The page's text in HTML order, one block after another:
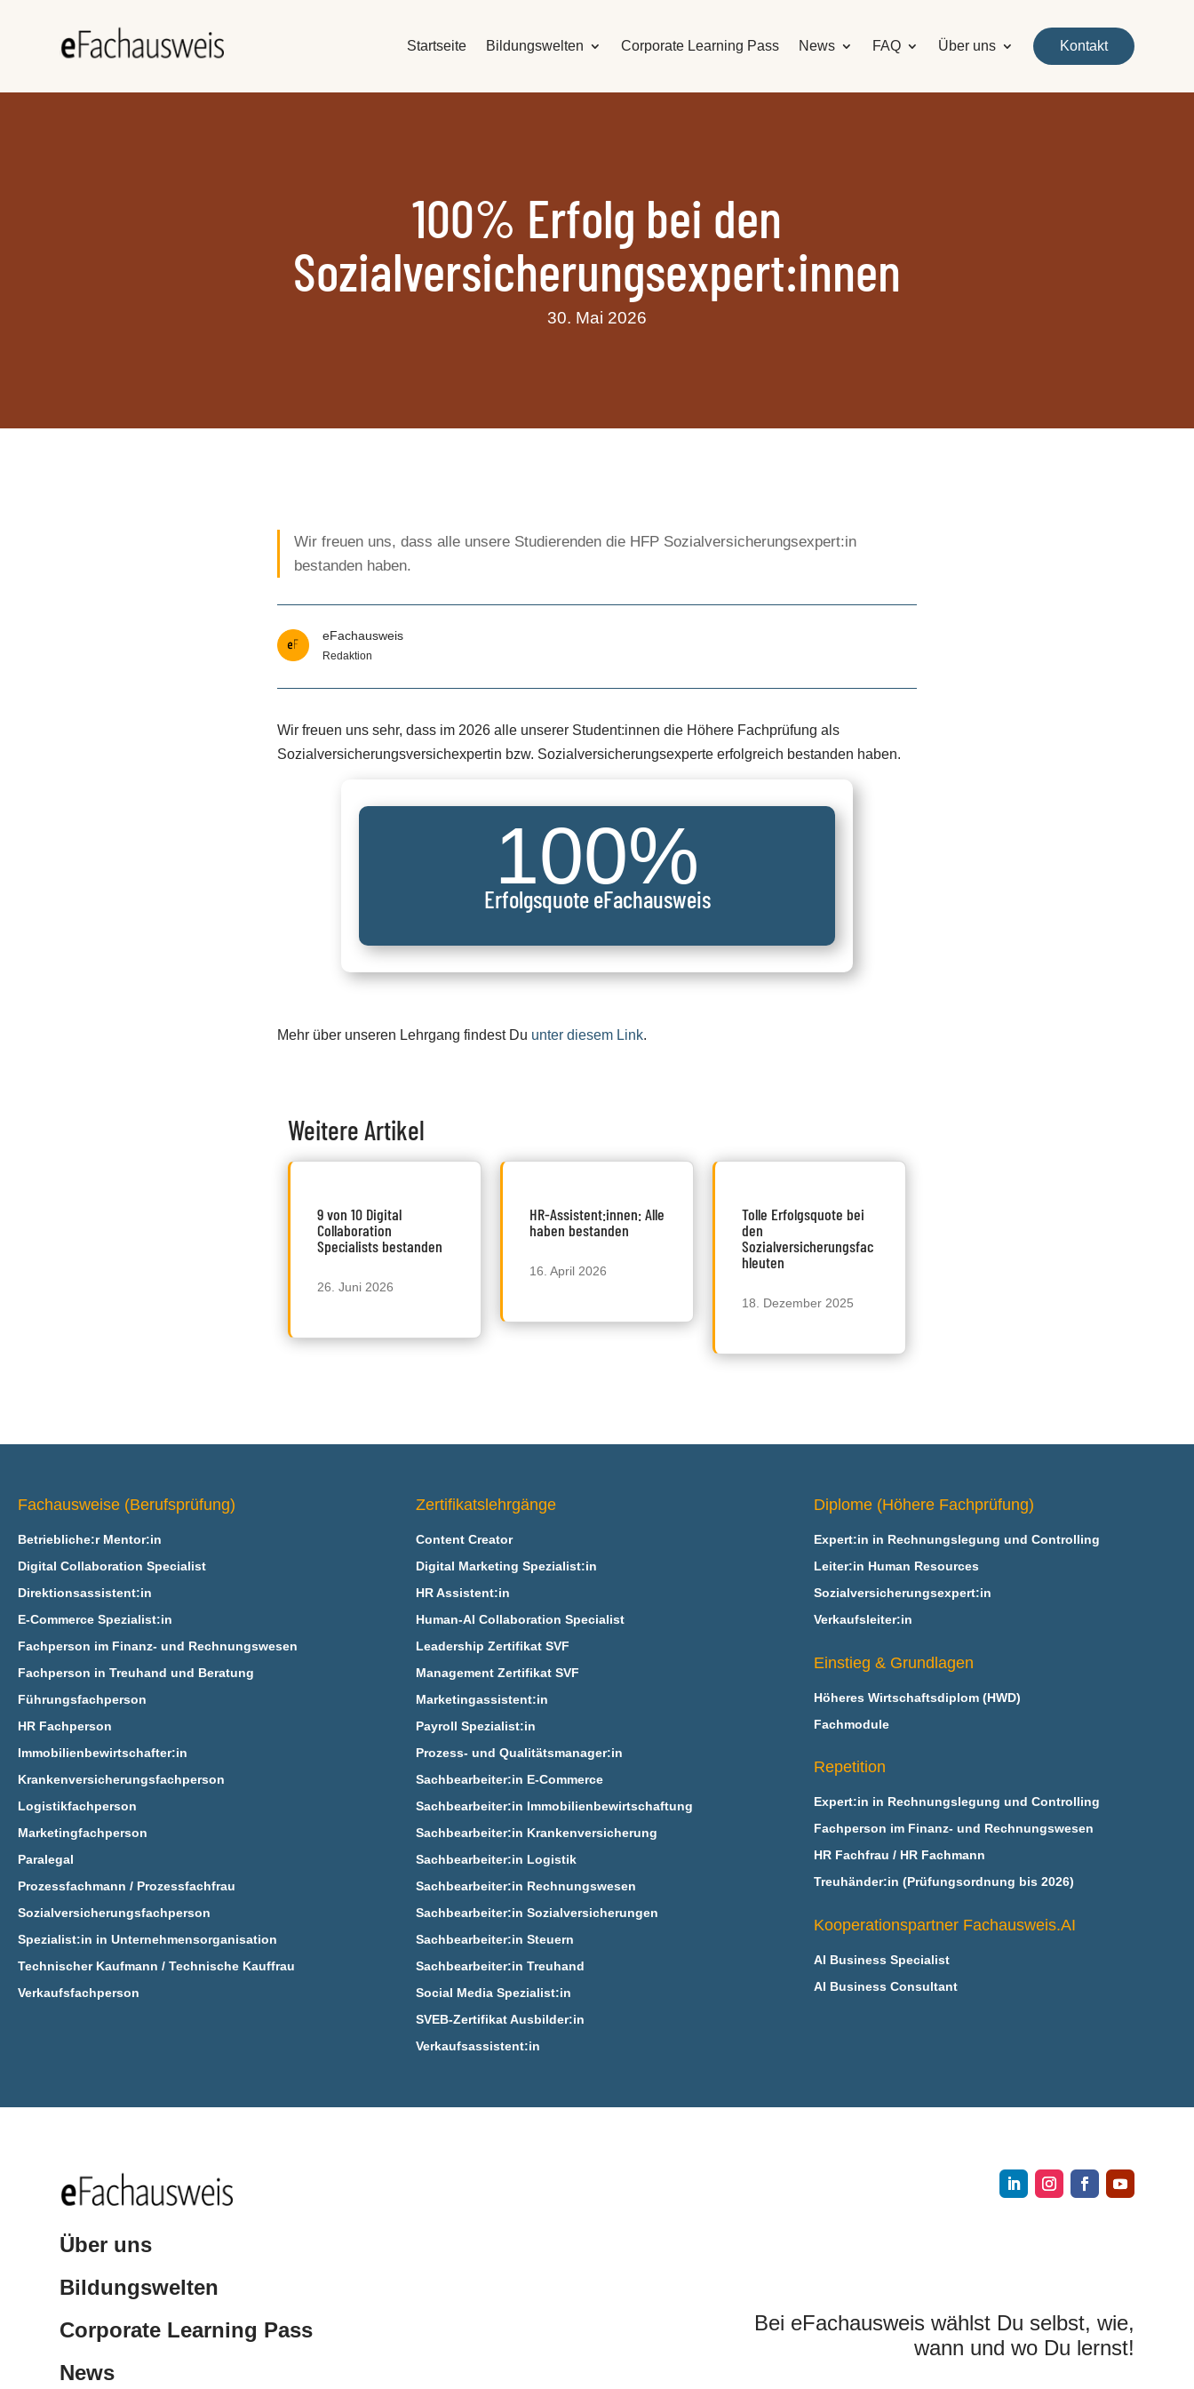
Startseite Bildungswelten Corporate Learning Pass News FAQ Über uns Kontakt
100% Erfolg bei den
Sozialversicherungsexpert:innen
30. Mai 2026
Wir freuen uns, dass alle unsere Studierenden die HFP Sozialversicherungsexpert:in
bestanden haben.
eFachausweis
Redaktion
Wir freuen uns sehr, dass im 2026 alle unserer Student:innen die Höhere Fachprüfung als
Sozialversicherungsversichexpertin bzw. Sozialversicherungsexperte erfolgreich bestanden haben.
100%
Erfolgsquote eFachausweis
Mehr über unseren Lehrgang findest Du unter diesem Link.
Weitere Artikel
9 von 10 Digital
Collaboration
Specialists bestanden
26. Juni 2026
HR-Assistent:innen: Alle
haben bestanden
16. April 2026
Tolle Erfolgsquote bei
den
Sozialversicherungsfac
hleuten
18. Dezember 2025
Fachausweise (Berufsprüfung)
Betriebliche:r Mentor:in
Digital Collaboration Specialist
Direktionsassistent:in
E‑Commerce Spezialist:in
Fachperson im Finanz- und Rechnungswesen
Fachperson in Treuhand und Beratung
Führungsfachperson
HR Fachperson
Immobilienbewirtschafter:in
Krankenversicherungsfachperson
Logistikfachperson
Marketingfachperson
Paralegal
Prozessfachmann / Prozessfachfrau
Sozialversicherungsfachperson
Spezialist:in in Unternehmensorganisation
Technischer Kaufmann / Technische Kauffrau
Verkaufsfachperson
Zertifikatslehrgänge
Content Creator
Digital Marketing Spezialist:in
HR Assistent:in
Human-AI Collaboration Specialist
Leadership Zertifikat SVF
Management Zertifikat SVF
Marketingassistent:in
Payroll Spezialist:in
Prozess- und Qualitätsmanager:in
Sachbearbeiter:in E‑Commerce
Sachbearbeiter:in Immobilienbewirtschaftung
Sachbearbeiter:in Krankenversicherung
Sachbearbeiter:in Logistik
Sachbearbeiter:in Rechnungswesen
Sachbearbeiter:in Sozialversicherungen
Sachbearbeiter:in Steuern
Sachbearbeiter:in Treuhand
Social Media Spezialist:in
SVEB-Zertifikat Ausbilder:in
Verkaufsassistent:in
Diplome (Höhere Fachprüfung)
Expert:in in Rechnungslegung und Controlling
Leiter:in Human Resources
Sozialversicherungsexpert:in
Verkaufsleiter:in
Einstieg & Grundlagen
Höheres Wirtschaftsdiplom (HWD)
Fachmodule
Repetition
Expert:in in Rechnungslegung und Controlling
Fachperson im Finanz- und Rechnungswesen
HR Fachfrau / HR Fachmann
Treuhänder:in (Prüfungsordnung bis 2026)
Kooperationspartner Fachausweis.AI
AI Business Specialist
AI Business Consultant
Über uns
Bildungswelten
Corporate Learning Pass
News
Bei eFachausweis wählst Du selbst, wie,
wann und wo Du lernst!